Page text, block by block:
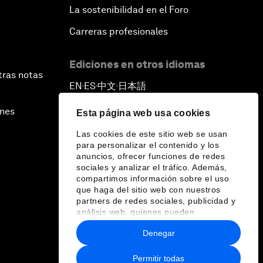
Esta página web usa cookies
Las cookies de este sitio web se usan
para personalizar el contenido y los
anuncios, ofrecer funciones de redes
sociales y analizar el tráfico. Además,
compartimos información sobre el uso
que haga del sitio web con nuestros
partners de redes sociales, publicidad y
análisis web, quienes pueden
combinarla con otra información que les
haya proporcionado o que hayan
recopilado a partir del uso que haya
hecho de sus servicios.
Permitir todas
Denegar
notas
La sostenibilidad en el Foro
Carreras profesionales
Ediciones en otros idiomas
EN ▪ ES▪中文▪ 日本語